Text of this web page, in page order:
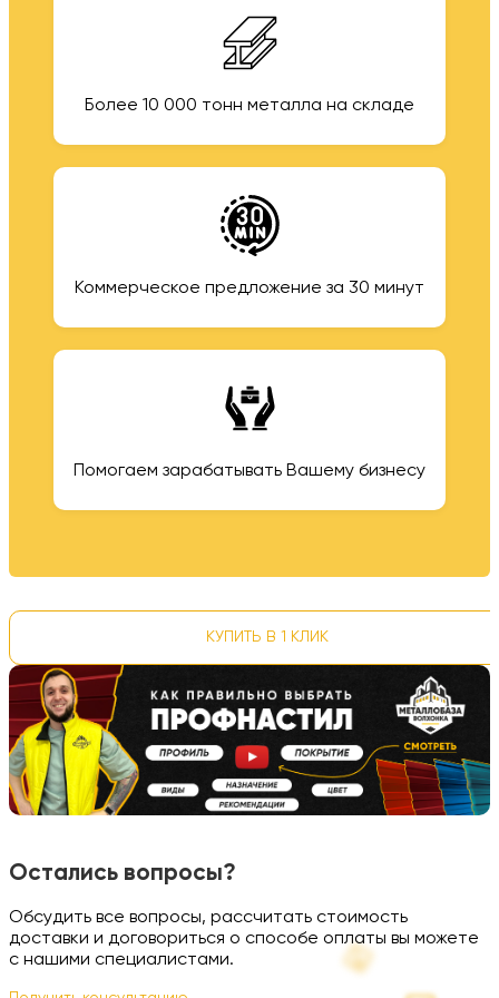
Более 10 000 тонн металла на складе
Коммерческое предложение за 30 минут
Помогаем зарабатывать Вашему бизнесу
КУПИТЬ В 1 КЛИК
Остались вопросы?
Обсудить все вопросы, рассчитать стоимость
доставки и договориться о способе оплаты вы можете
с нашими специалистами.